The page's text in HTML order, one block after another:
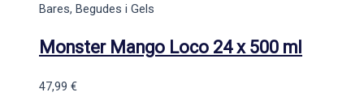
Bares, Begudes i Gels
Monster Mango Loco 24 x 500 ml
47,99 €